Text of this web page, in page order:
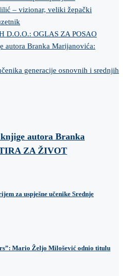
– vizionar, veliki žepački
D.O.O.: OGLAS ZA POSAO
autora Branka Marijanovića:
generacije osnovnih i srednjih
autora Branka
ZA ŽIVOT
za uspješne učenike Srednje
Mario Željo Milošević odnio titulu